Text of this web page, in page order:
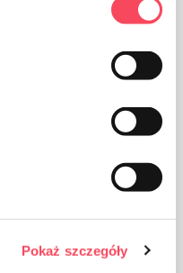
Pokaż szczegóły